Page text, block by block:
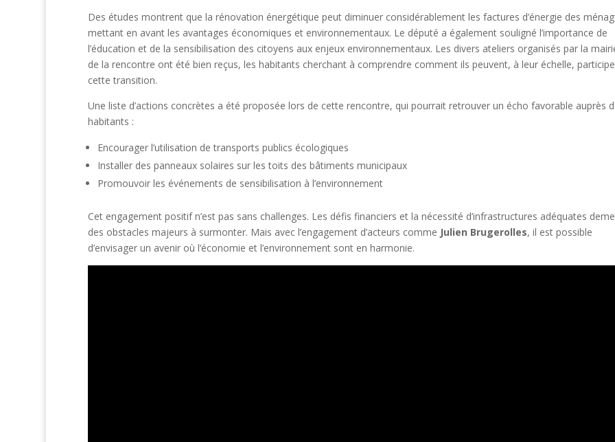
Des études montrent que la rénovation énergétique peut diminuer considérablement les factures d’énergie des
mettant en avant les avantages économiques et environnementaux. Le député a également souligné l’importance de
l’éducation et de la sensibilisation des citoyens aux enjeux environnementaux. Les divers ateliers organisés par la
de la rencontre ont été bien reçus, les habitants cherchant à comprendre comment ils peuvent, à leur échelle,
cette transition.
Une liste d’actions concrètes a été proposée lors de cette rencontre, qui pourrait retrouver un écho favorable auprès
habitants :
Encourager l’utilisation de transports publics écologiques
Installer des panneaux solaires sur les toits des bâtiments municipaux
Promouvoir les événements de sensibilisation à l’environnement
Cet engagement positif n’est pas sans challenges. Les défis financiers et la nécessité d’infrastructures adéquates
des obstacles majeurs à surmonter. Mais avec l’engagement d’acteurs comme Julien Brugerolles, il est possible
d’envisager un avenir où l’économie et l’environnement sont en harmonie.